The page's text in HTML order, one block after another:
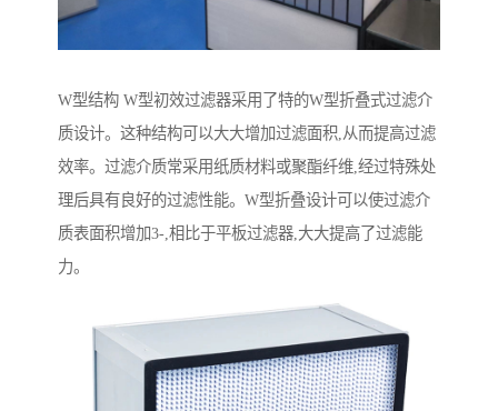
W型结构 W型初效过滤器采用了特的W型折叠式过滤介
质设计。这种结构可以大大增加过滤面积,从而提高过滤
效率。过滤介质常采用纸质材料或聚酯纤维,经过特殊处
理后具有良好的过滤性能。W型折叠设计可以使过滤介
质表面积增加3-,相比于平板过滤器,大大提高了过滤能
力。